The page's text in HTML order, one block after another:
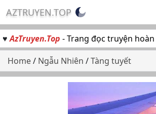
AZTRUYEN.TOP
♥AzTruyen.Top - Trang đọc truyện
Home/ Ngẫu Nhiên /Tàng tuyết